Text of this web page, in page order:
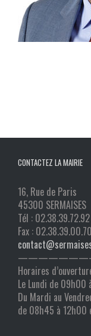
CONTACTEZ LA MAIRIE
16, Rue de Paris
45300 SERMAISES
Tél : 02.38.39.72.92
Fax : 02.38.39.00.70
Horaires
Le Lundi de 09h00
Du Mardi au
de 08h45 à 12h00